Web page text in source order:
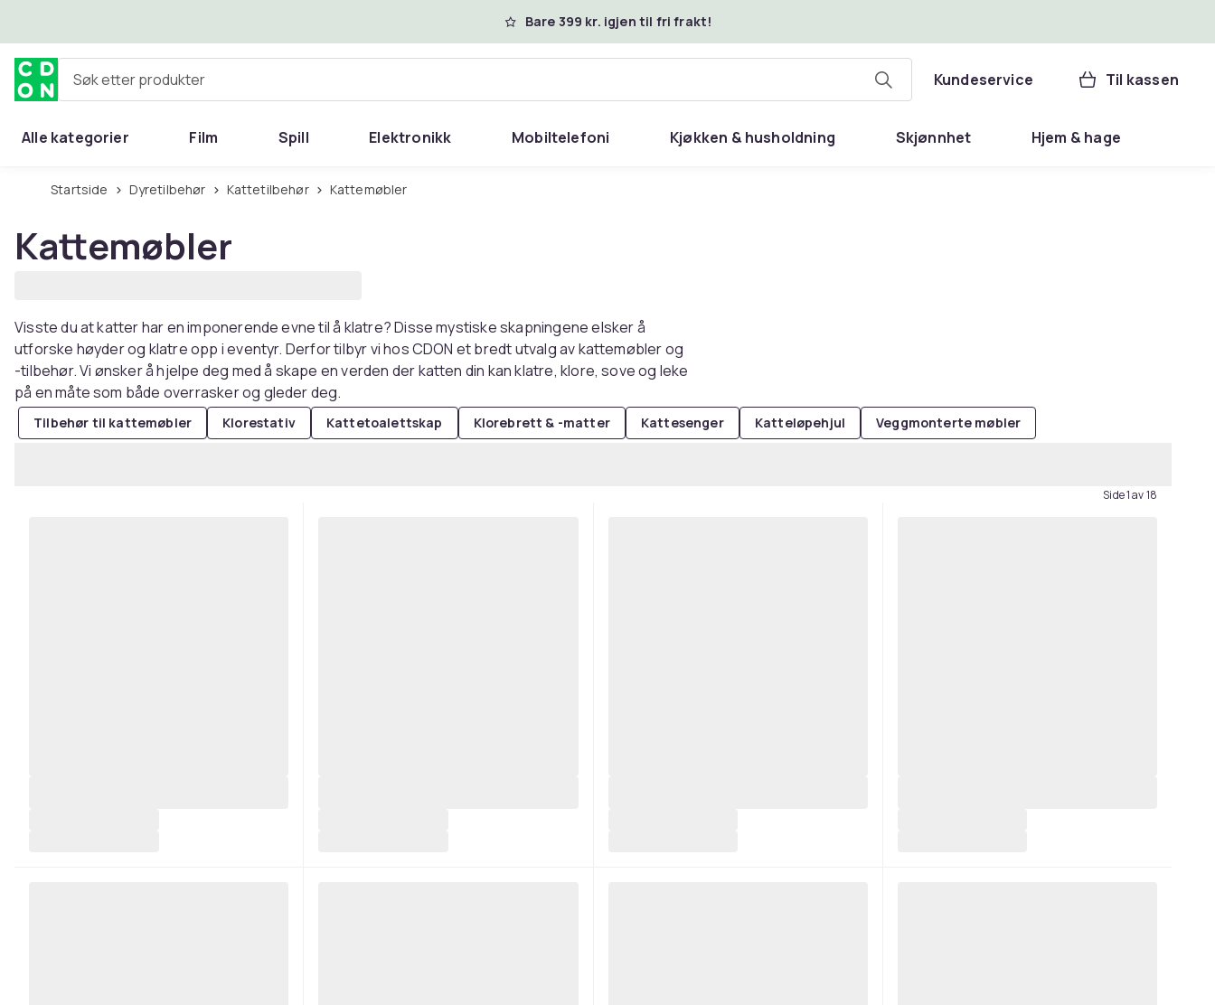
Bare 399 kr. igjen til fri frakt!
Søk etter produkter Kundeservice Til kassen
Alle kategorier Film Spill Elektronikk Mobiltelefoni Kjøkken & husholdning Skjønnhet Hjem & hage
Startside Dyretilbehør Kattetilbehør Kattemøbler
Kattemøbler
Visste du at katter har en imponerende evne til å klatre? Disse mystiske skapningene elsker å
utforske høyder og klatre opp i eventyr. Derfor tilbyr vi hos CDON et bredt utvalg av kattemøbler og
-tilbehør. Vi ønsker å hjelpe deg med å skape en verden der katten din kan klatre, klore, sove og leke
på en måte som både overrasker og gleder deg.
Tilbehør til kattemøbler Klorestativ Kattetoalettskap Klorebrett & -matter Kattesenger Katteløpehjul Veggmonterte møbler
Side 1 av 18